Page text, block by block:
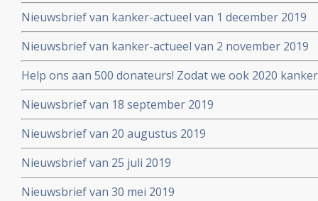
Nieuwsbrief van kanker-actueel van 1 december 2019
Nieuwsbrief van kanker-actueel van 2 november 2019
Help ons aan 500 donateurs! Zodat we ook 2020
voortzetten
Nieuwsbrief van 18 september 2019
Nieuwsbrief van 20 augustus 2019
Nieuwsbrief van 25 juli 2019
Nieuwsbrief van 30 mei 2019